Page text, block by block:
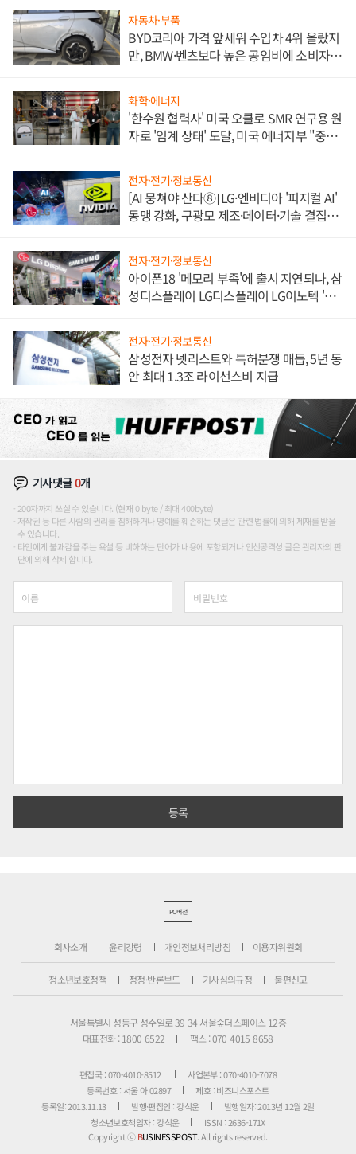
자동차·부품
BYD코리아 가격 앞세워 수입차 4위 올랐지
만, BMW·벤츠보다 높은 공임비에 소비자
화학·에너지
'한수원 협력사' 미국 오클로 SMR 연구용 원
자로 '임계 상태' 도달, 미국 에너지부 "중요
전자·전기·정보통신
[AI 뭉쳐야 산다⑧] LG·엔비디아 '피지컬 AI'
동맹 강화, 구광모 제조·데이터·기술 결집
전자·전기·정보통신
아이폰18 '메모리 부족'에 출시 지연되나, 삼
성디스플레이 LG디스플레이 LG이노텍 '탈
전자·전기·정보통신
삼성전자 넷리스트와 특허분쟁 매듭, 5년 동
안 최대 1.3조 라이선스비 지급
기사댓글0개
200자까지 쓰실 수 있습니다. (현재 0 byte / 최대 400byte)
저작권 등 다른 사람의 권리를 침해하거나 명예를 훼손하는 댓글은 관련 법률에 의해 제재를 받을
수 있습니다.
타인에게 불쾌감을 주는 욕설 등 비하하는 단어가 내용에 포함되거나 인신공격성 글은 관리자의 판
단에 의해 삭제 합니다.
PC버전
회사소개 윤리강령 개인정보처리방침 이용자위원회
청소년보호정책 정정·반론보도 기사심의규정 불편신고
서울특별시 성동구 성수일로 39-34 서울숲더스페이스 12층
대표전화 : 1800-6522
팩스 : 070-4015-8658
편집국 : 070-4010-8512
사업본부 : 070-4010-7078
등록번호 : 서울 아 02897
제호 : 비즈니스포스트
등록일: 2013.11.13
발행·편집인 : 강석운
발행일자: 2013년 12월 2일
청소년보호책임자 : 강석운
ISSN : 2636-171X
Copyright ⓒBUSINESSPOST. All rights reserved.